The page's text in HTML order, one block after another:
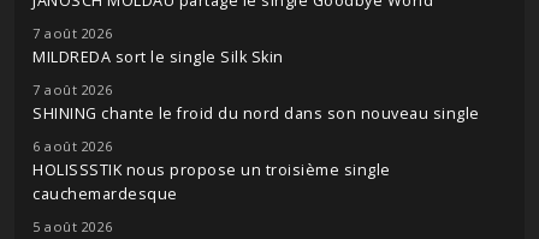
7 août 2026
MILDREDA sort le single Silk Skin
7 août 2026
SHINING chante le froid du nord dans son nouveau single
6 août 2026
HOLISSSTIK nous propose un troisième single
cauchemardesque
5 août 2026